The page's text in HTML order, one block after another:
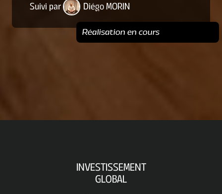
Suivi par
Diégo MORIN
Réalisation en cours
INVESTISSEMENT
GLOBAL